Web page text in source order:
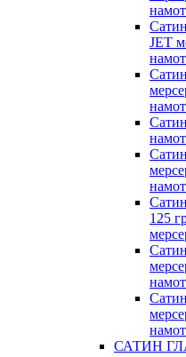
JET
125
САТИН